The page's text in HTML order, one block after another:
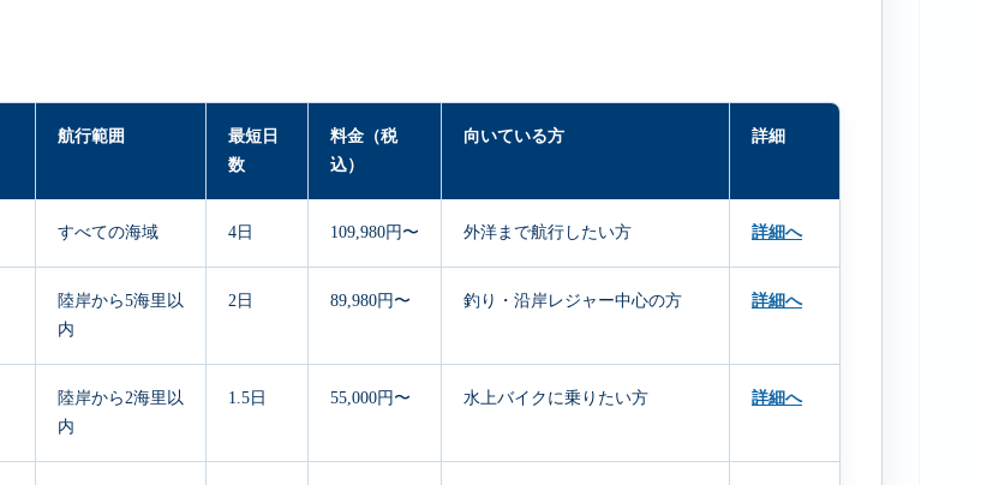
航行範囲
最短日
数
料金（税
込）
向いている方 詳細
すべての海域 4日 109,980円〜 外洋まで航行したい方 詳細へ
陸岸から5海里以
内
2日 89,980円〜 釣り・沿岸レジャー中心の方 詳細へ
陸岸から2海里以
内
1.5日 55,000円〜 水上バイクに乗りたい方 詳細へ